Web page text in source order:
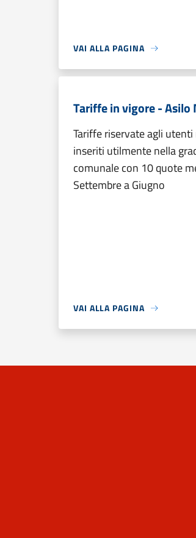
VAI ALLA PAGINA
Tariffe in vigore - Asilo
Tariffe riservate agli
inseriti utilmente nella
comunale con 10 quote
Settembre a Giugno
VAI ALLA PAGINA